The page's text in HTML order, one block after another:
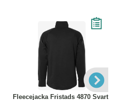
Fleecejacka Fristads 4870 Svart